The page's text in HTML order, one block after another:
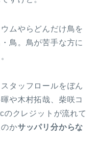
ムやらどんだけ鳥を
鳥。鳥が苦手な方に
タッフロールをぼん
や木村拓哉、柴咲コ
のクレジットが流れて
かサッパリ分からな